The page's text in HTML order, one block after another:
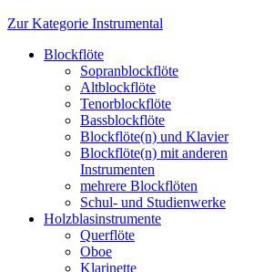
Zur Kategorie Instrumental
Blockflöte
Sopranblockflöte
Altblockflöte
Tenorblockflöte
Bassblockflöte
Blockflöte(n) und Klavier
Blockflöte(n) mit anderen
Instrumenten
mehrere Blockflöten
Schul- und Studienwerke
Holzblasinstrumente
Querflöte
Oboe
Klarinette